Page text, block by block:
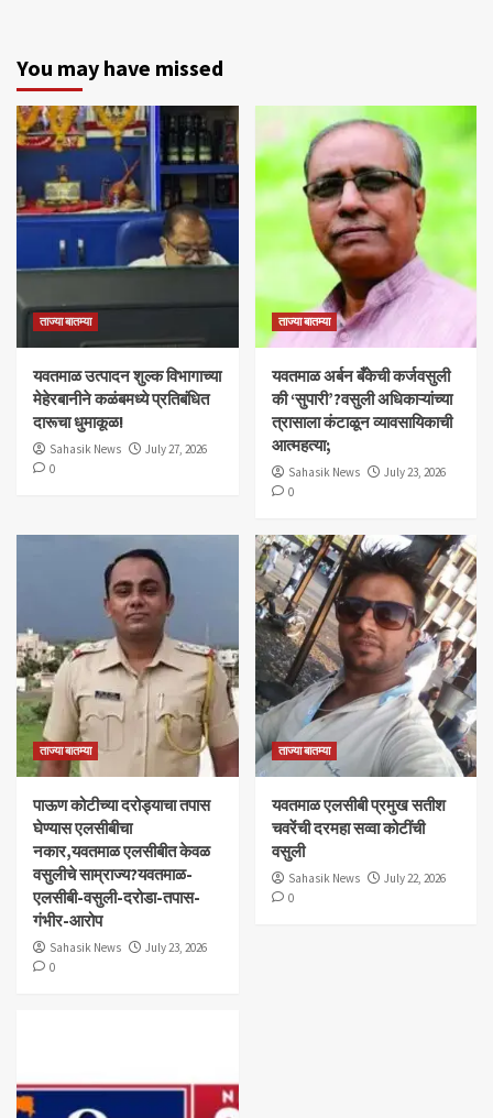
You may have missed
ताज्या बातम्या
यवतमाळ उत्पादन शुल्क विभागाच्या
मेहेरबानीने कळंबमध्ये प्रतिबंधित
दारूचा धुमाकूळ!
Sahasik News
July 27, 2026
0
ताज्या बातम्या
​यवतमाळ अर्बन बँकेची कर्जवसुली
की ‘सुपारी’?वसुली अधिकाऱ्यांच्या
त्रासाला कंटाळून व्यावसायिकाची
आत्महत्या;
Sahasik News
July 23, 2026
0
ताज्या बातम्या
पाऊण कोटीच्या दरोड्याचा तपास
घेण्यास एलसीबीचा
नकार,यवतमाळ एलसीबीत केवळ
वसुलीचे साम्राज्य?यवतमाळ-
एलसीबी-वसुली-दरोडा-तपास-
गंभीर-आरोप
Sahasik News
July 23, 2026
0
ताज्या बातम्या
यवतमाळ एलसीबी प्रमुख सतीश
चवरेंची दरमहा सव्वा कोटींची
वसुली
Sahasik News
July 22, 2026
0